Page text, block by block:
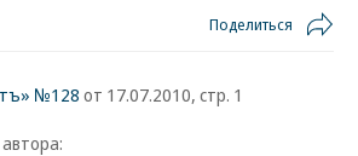
Поделиться
№128 от 17.07.2010, стр. 1